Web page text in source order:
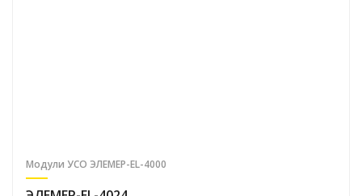
Модули УСО ЭЛЕМЕР-EL-4000